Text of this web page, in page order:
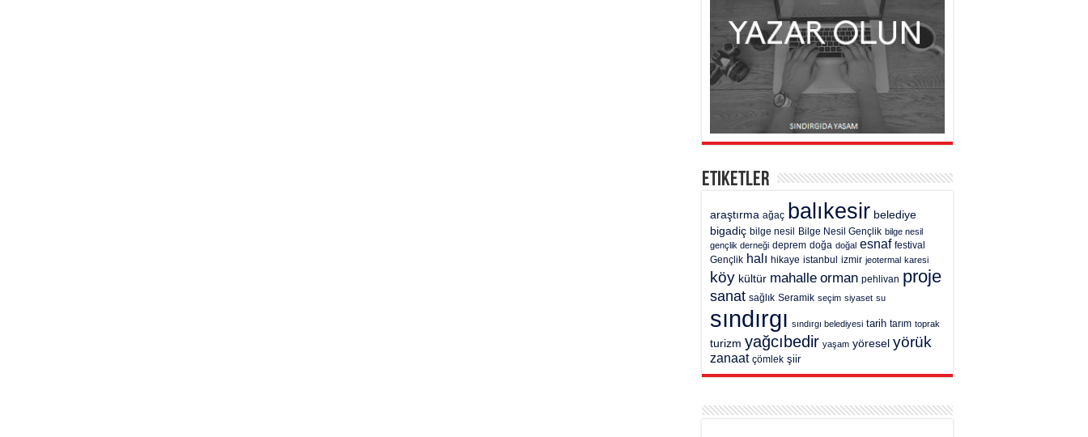
Etiketler
araştırma ağaç balıkesir belediye
bigadiç bilge nesil Bilge Nesil Gençlik bilge nesil
gençlik derneği deprem doğa doğal esnaf festival
Gençlik halı hikaye istanbul izmir jeotermal karesi
köy kültür mahalle orman pehlivan proje
sanat sağlık Seramik seçim siyaset su
sındırgı sındırgı belediyesi tarih tarım toprak
turizm yağcıbedir yaşam yöresel yörük
zanaat çömlek şiir